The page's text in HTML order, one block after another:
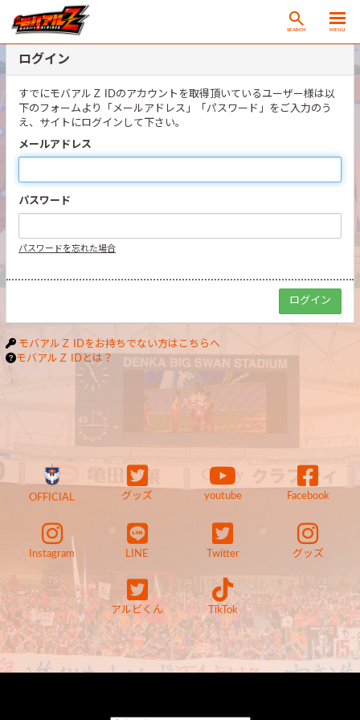
SEARCH MENU
ログイン
すでにモバアルＺ IDのアカウントを取得頂いているユーザー様は以
下のフォームより「メールアドレス」「パスワード」をご入力のう
え、サイトにログインして下さい。
メールアドレス
パスワード
パスワードを忘れた場合
モバアルＺ IDをお持ちでない方はこちらへ
モバアルＺ IDとは？
OFFICIAL グッズ youtube Facebook
Instagram LINE Twitter グッズ
アルビくん TikTok